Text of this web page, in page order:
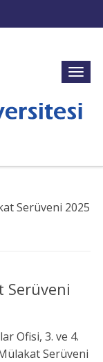
Serüveni 2025
Serüveni
Ofisi, 3. ve 4.
Serüveni